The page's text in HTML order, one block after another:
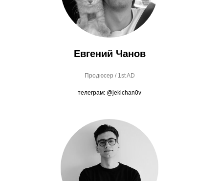
Евгений Чанов
Продюсер / 1st AD
телеграм: @jekichan0v